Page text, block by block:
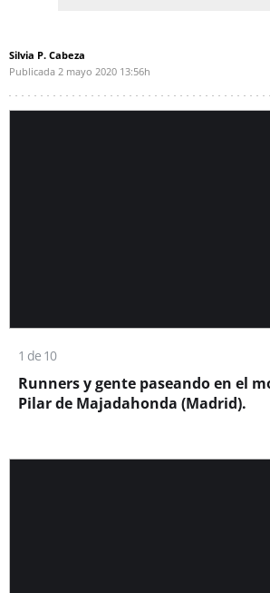
Silvia P. Cabeza
Publicada 2 mayo 2020 13:56h
1 de 10
Runners y gente paseando en el
Pilar de Majadahonda (Madrid).